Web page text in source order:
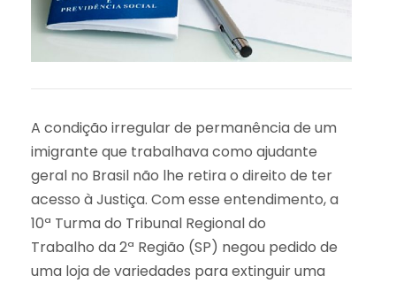
A condição irregular de permanência de um
imigrante que trabalhava como ajudante
geral no Brasil não lhe retira o direito de ter
acesso à Justiça. Com esse entendimento, a
10ª Turma do Tribunal Regional do
Trabalho da 2ª Região (SP) negou pedido de
uma loja de variedades para extinguir uma